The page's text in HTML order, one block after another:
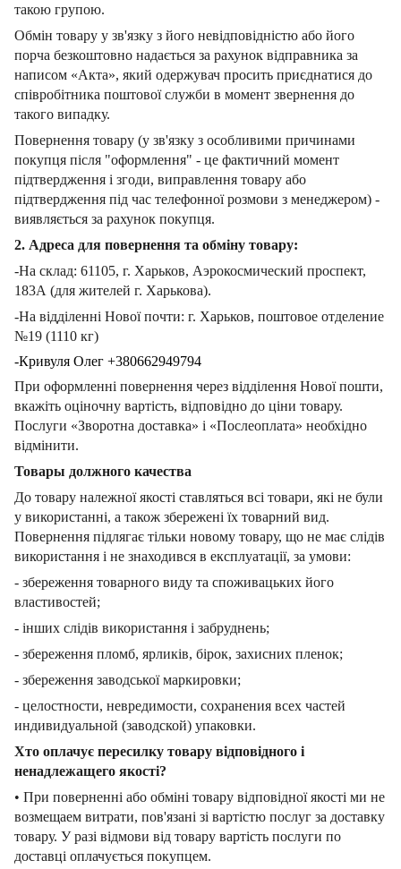
такою групою.
Обмін товару у зв'язку з його невідповідністю або його
порча безкоштовно надається за рахунок відправника за
написом «Акта», який одержувач просить приєднатися до
співробітника поштової служби в момент звернення до
такого випадку.
Повернення товару (у зв'язку з особливими причинами
покупця після "оформлення" - це фактичний момент
підтвердження і згоди, виправлення товару або
підтвердження під час телефонної розмови з менеджером) -
виявляється за рахунок покупця.
2. Адреса для повернення та обміну товару:
-На склад: 61105, г. Харьков, Аэрокосмический проспект,
183А (для жителей г. Харькова).
-На відділенні Нової почти: г. Харьков, поштовое отделение
№19 (1110 кг)
-Кривуля Олег +380662949794
При оформленні повернення через відділення Нової пошти,
вкажіть оціночну вартість, відповідно до ціни товару.
Послуги «Зворотна доставка» і «Послеоплата» необхідно
відмінити.
Товары должного качества
До товару належної якості ставляться всі товари, які не були
у використанні, а також збережені їх товарний вид.
Повернення підлягає тільки новому товару, що не має слідів
використання і не знаходився в експлуатації, за умови:
- збереження товарного виду та споживацьких його
властивостей;
- інших слідів використання і забруднень;
- збереження пломб, ярликів, бірок, захисних пленок;
- збереження заводської маркировки;
- целостности, невредимости, сохранения всех частей
индивидуальной (заводской) упаковки.
Хто оплачує пересилку товару відповідного і
ненадлежащего якості?
• При поверненні або обміні товару відповідної якості ми не
возмещаем витрати, пов'язані зі вартістю послуг за доставку
товару. У разі відмови від товару вартість послуги по
доставці оплачується покупцем.